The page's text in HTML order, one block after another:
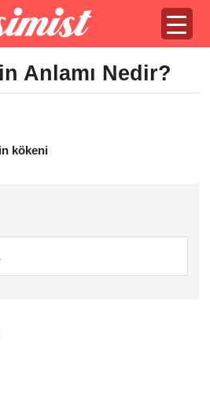
Anlamı Nedir?
kökeni